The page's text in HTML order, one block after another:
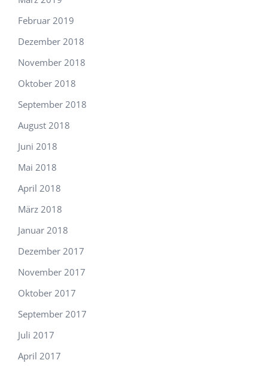
Februar 2019
Dezember 2018
November 2018
Oktober 2018
September 2018
August 2018
Juni 2018
Mai 2018
April 2018
März 2018
Januar 2018
Dezember 2017
November 2017
Oktober 2017
September 2017
Juli 2017
April 2017